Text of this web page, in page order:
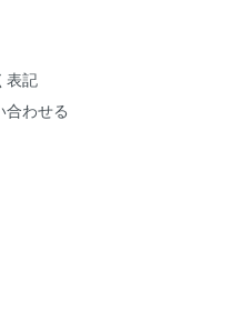
表記
合わせる